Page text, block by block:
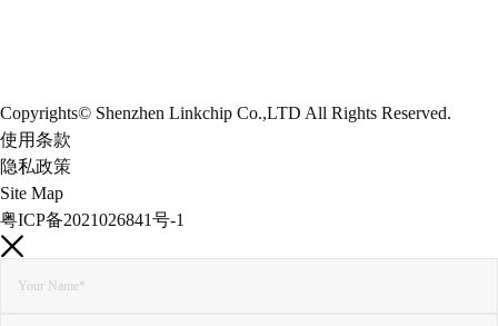
Copyrights© Shenzhen Linkchip Co.,LTD All Rights Reserved.
使用条款
隐私政策
Site Map
粤ICP备2021026841号-1